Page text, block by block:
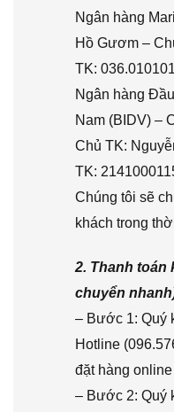
Ngân hàng
Hồ Gươm –
TK:
Ngân hàng
Nam (BIDV) –
Chủ TK:
TK:
Chúng tôi sẽ
khách trong
2. Thanh toán
chuyển
– Bước 1: Quý
Hotline
đặt hàng
– Bước 2: Quý